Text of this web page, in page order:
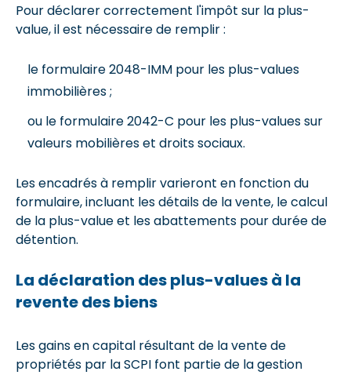
Pour déclarer correctement l'impôt sur la plus-
value, il est nécessaire de remplir :
le formulaire 2048-IMM pour les plus-values
immobilières ;
ou le formulaire 2042-C pour les plus-values sur
valeurs mobilières et droits sociaux.
Les encadrés à remplir varieront en fonction du
formulaire, incluant les détails de la vente, le calcul
de la plus-value et les abattements pour durée de
détention.
La déclaration des plus-values à la
revente des biens
Les gains en capital résultant de la vente de
propriétés par la SCPI font partie de la gestion